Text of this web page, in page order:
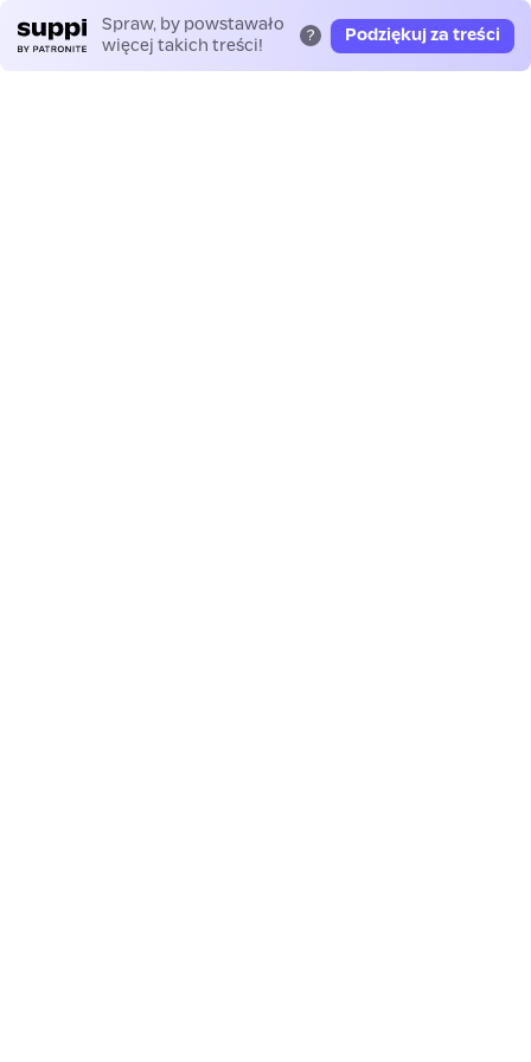
Spraw, by powstawało
więcej takich treści!
? Podziękuj za treści